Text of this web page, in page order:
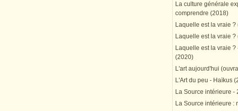
La culture générale
comprendre (2018)
Laquelle est la vraie ?
Laquelle est la vraie ?
Laquelle est la vraie
(2020)
L'art aujourd'hui
L'Art du peu - Haïkus
La Source intérieure -
La Source intérieure :